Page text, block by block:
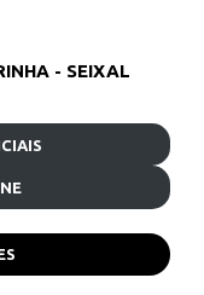
- SEIXAL